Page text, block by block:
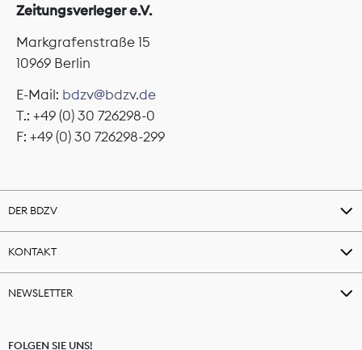
Zeitungsverleger e.V.
Markgrafenstraße 15
10969 Berlin
E-Mail: bdzv@bdzv.de
T.: +49 (0) 30 726298-0
F: +49 (0) 30 726298-299
DER BDZV
KONTAKT
NEWSLETTER
FOLGEN SIE UNS!